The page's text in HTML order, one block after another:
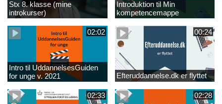
Stx 8. klasse (mine
introkurser)
Introduktion til Min
kompetencemappe
02:02
Intro til UddannelsesGuiden
for unge v. 2021
00:24
Efteruddannelse.dk er flyttet
02:33 02:28